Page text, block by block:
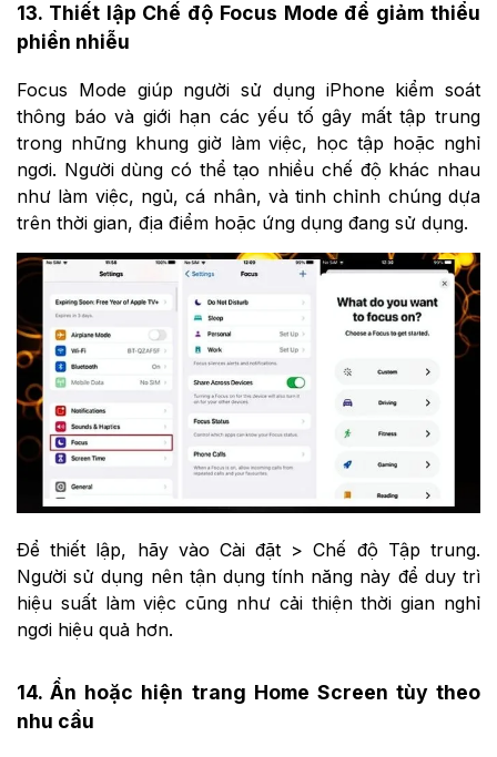
13. Thiết lập Chế độ Focus Mode để giảm thiểu
phiền nhiễu
Focus Mode giúp người sử dụng iPhone kiểm soát
thông báo và giới hạn các yếu tố gây mất tập trung
trong những khung giờ làm việc, học tập hoặc nghỉ
ngơi. Người dùng có thể tạo nhiều chế độ khác nhau
như làm việc, ngủ, cá nhân, và tinh chỉnh chúng dựa
trên thời gian, địa điểm hoặc ứng dụng đang sử dụng.
Để thiết lập, hãy vào Cài đặt > Chế độ Tập trung.
Người sử dụng nên tận dụng tính năng này để duy trì
hiệu suất làm việc cũng như cải thiện thời gian nghỉ
ngơi hiệu quả hơn.
14. Ẩn hoặc hiện trang Home Screen tùy theo
nhu cầu